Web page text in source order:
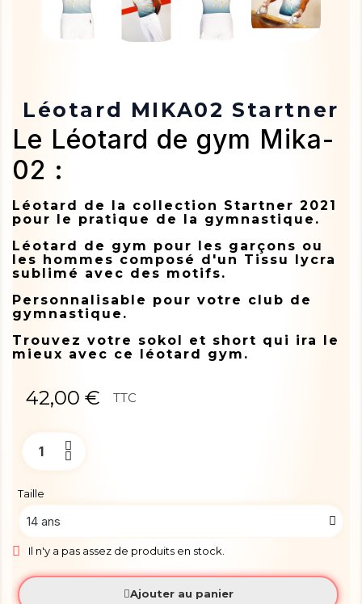
Léotard MIKA02 Startner
Le Léotard de gym Mika-
02 :
Léotard de la collection Startner 2021
pour le pratique de la gymnastique.
Léotard de gym pour les garçons ou
les hommes composé d'un Tissu lycra
sublimé avec des motifs.
Personnalisable pour votre club de
gymnastique.
Trouvez votre sokol et short qui ira le
mieux avec ce léotard gym.
42,00 € TTC
Taille
Il n'y a pas assez de produits en stock.
Ajouter au panier